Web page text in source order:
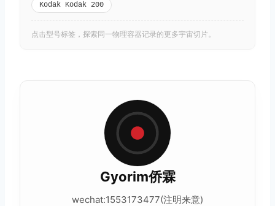
Kodak Kodak 200
点击型号标签，探索同一物理容器记录的更多宇宙切片。
Gyorim侨霖
wechat:1553173477(注明来意)